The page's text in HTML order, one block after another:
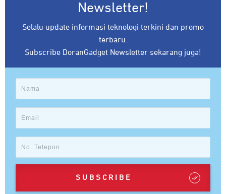
Newsletter!
Selalu update informasi teknologi terkini dan promo
terbaru.
Subscribe DoranGadget Newsletter sekarang juga!
SUBSCRIBE